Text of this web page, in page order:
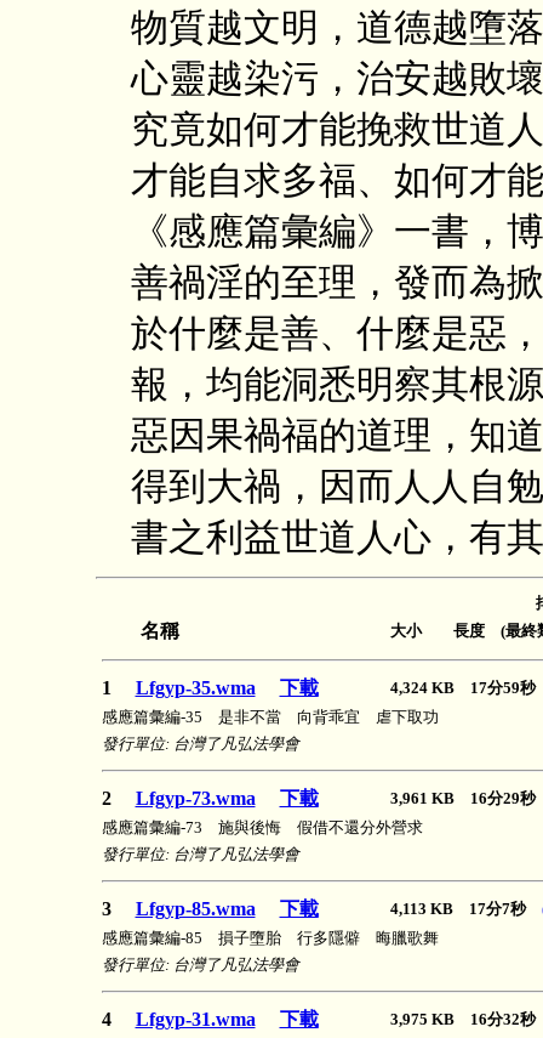
物質越文明，道德越墮
心靈越染污，治安越敗
究竟如何才能挽救世道
才能自求多福、如何才
《感應篇彙編》一書，
善禍淫的至理，發而為
於什麼是善、什麼是惡
報，均能洞悉明察其根
惡因果禍福的道理，知
得到大禍，因而人人自
書之利益世道人心，有
名稱 大小 長度 (最終
1 Lfgyp-35.wma 下載
4,324 KB 17分59
感應篇彙編-35 是非不當 向背乖宜 虐下取功
發行單位: 台灣了凡弘法學會
2 Lfgyp-73.wma 下載
3,961 KB 16分29
感應篇彙編-73 施與後悔 假借不還分外營求
發行單位: 台灣了凡弘法學會
3 Lfgyp-85.wma 下載 4,113 KB 17分7秒
感應篇彙編-85 損子墮胎 行多隱僻 晦臘歌舞
發行單位: 台灣了凡弘法學會
4 Lfgyp-31.wma 下載
3,975 KB 16分32